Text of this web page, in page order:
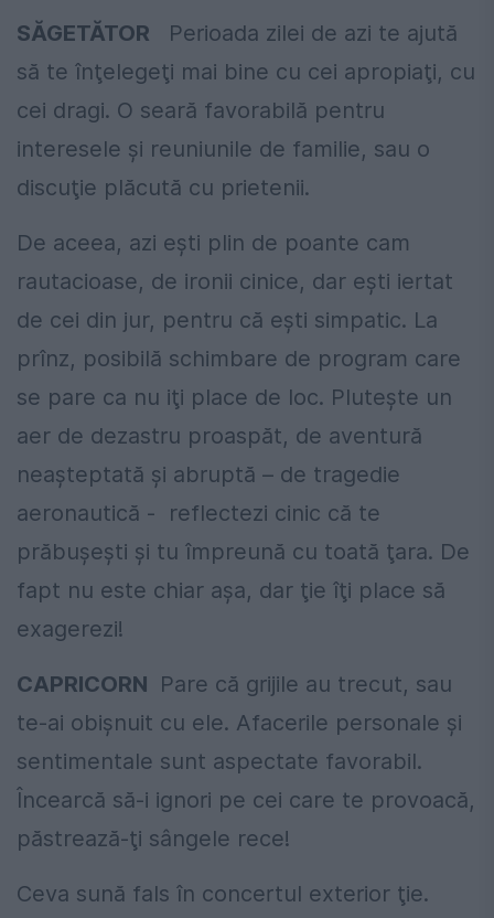
SĂGETĂTOR
Perioada zilei de azi te ajută
să te înţelegeţi mai bine cu cei apropiaţi, cu
cei dragi. O seară favorabilă pentru
interesele şi reuniunile de familie, sau o
discuţie plăcută cu prietenii.
De aceea, azi eşti plin de poante cam
rautacioase, de ironii cinice, dar eşti iertat
de cei din jur, pentru că eşti simpatic. La
prînz, posibilă schimbare de program care
se pare ca nu iţi place de loc. Pluteşte un
aer de dezastru proaspăt, de aventură
neaşteptată şi abruptă – de tragedie
aeronautică - reflectezi cinic că te
prăbuşeşti şi tu împreună cu toată ţara. De
fapt nu este chiar aşa, dar ţie îţi place să
exagerezi!
CAPRICORN Pare că grijile au trecut, sau
te-ai obişnuit cu ele. Afacerile personale şi
sentimentale sunt aspectate favorabil.
Încearcă să-i ignori pe cei care te provoacă,
păstrează-ţi sângele rece!
Ceva sună fals în concertul exterior ţie.